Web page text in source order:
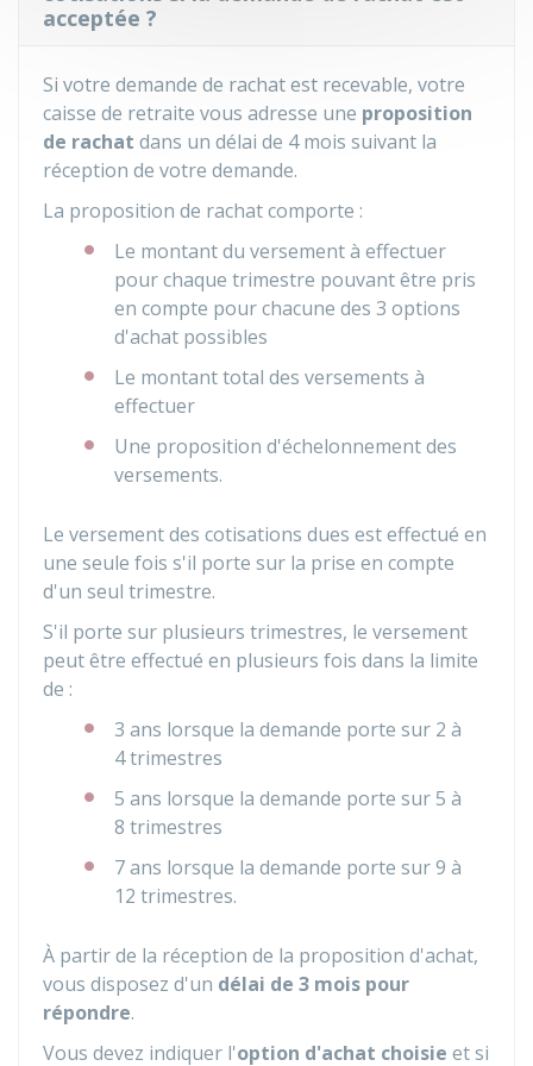
acceptée ?
Si votre demande de rachat est recevable, votre
caisse de retraite vous adresse une proposition
de rachat dans un délai de 4 mois suivant la
réception de votre demande.
La proposition de rachat comporte :
Le montant du versement à effectuer
pour chaque trimestre pouvant être pris
en compte pour chacune des 3 options
d'achat possibles
Le montant total des versements à
effectuer
Une proposition d'échelonnement des
versements.
Le versement des cotisations dues est effectué en
une seule fois s'il porte sur la prise en compte
d'un seul trimestre.
S'il porte sur plusieurs trimestres, le versement
peut être effectué en plusieurs fois dans la limite
de :
3 ans lorsque la demande porte sur 2 à
4 trimestres
5 ans lorsque la demande porte sur 5 à
8 trimestres
7 ans lorsque la demande porte sur 9 à
12 trimestres.
À partir de la réception de la proposition d'achat,
vous disposez d'un délai de 3 mois pour
répondre.
Vous devez indiquer l'option d'achat choisie et si